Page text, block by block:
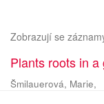
Zobrazují se
Plants roots in
Šmilauerová, Marie,